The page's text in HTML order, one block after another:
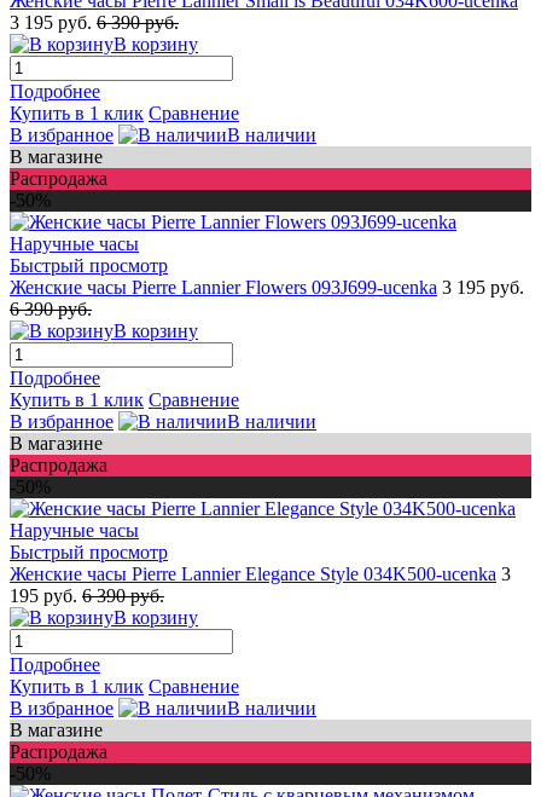
3 195 руб. 6 390 руб.
В корзину
Подробнее
Купить в 1 клик Сравнение
В избранное
В наличии
В магазине
Распродажа
-50%
Быстрый просмотр
Женские часы Pierre Lannier Flowers 093J699-ucenka 3 195 руб.
6 390 руб.
В корзину
Подробнее
Купить в 1 клик Сравнение
В избранное
В наличии
В магазине
Распродажа
-50%
Быстрый просмотр
Женские часы Pierre Lannier Elegance Style 034K500-ucenka 3
195 руб. 6 390 руб.
В корзину
Подробнее
Купить в 1 клик Сравнение
В избранное
В наличии
В магазине
Распродажа
-50%